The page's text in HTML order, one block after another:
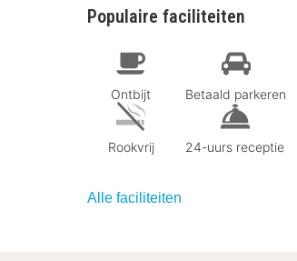
Populaire faciliteiten
Ontbijt Betaald parkeren
Rookvrij 24-uurs receptie
Alle faciliteiten